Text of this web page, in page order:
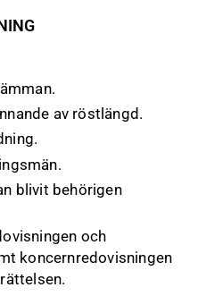
av röstlängd.
blivit behörigen
och
koncernredovisningen